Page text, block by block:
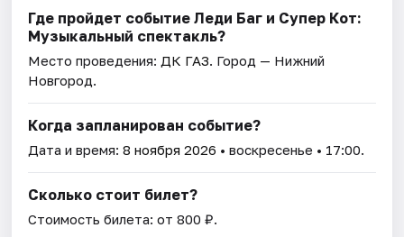
Где пройдет событие Леди Баг и Супер Кот:
Музыкальный спектакль?
Место проведения: ДК ГАЗ. Город — Нижний
Новгород.
Когда запланирован событие?
Дата и время:8 ноября 2026 • воскресенье • 17:00.
Сколько стоит билет?
Стоимость билета: от 800 ₽.